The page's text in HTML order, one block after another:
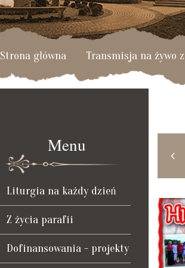
Strona główna Transmisja na żywo z
Menu
Liturgia na każdy dzień
Z życia parafii
Dofinansowania - projekty
CZE
2017